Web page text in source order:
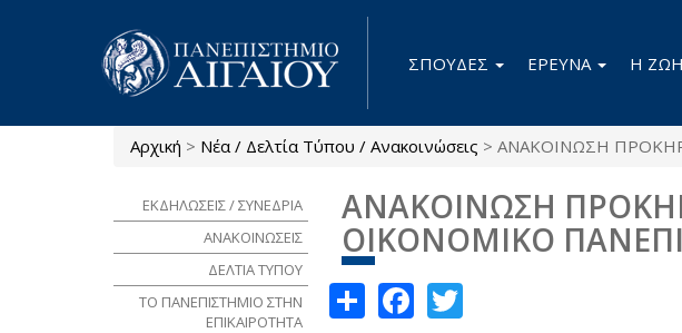
ΣΠΟΥΔΕΣ ΕΡΕΥΝΑ Η
Είστε εδώ
Αρχική > Νέα / Δελτία Τύπου / Ανακοινώσεις > ΑΝΑΚΟΙΝΩΣΗ
ΑΝΑΚΟΙΝΩΣΗ
ΟΙΚΟΝΟΜΙΚΟ
ShareFacebook
ΕΚΔΗΛΩΣΕΙΣ / ΣΥΝΕΔΡΙΑ
ΑΝΑΚΟΙΝΩΣΕΙΣ
ΔΕΛΤΙΑ ΤΥΠΟΥ
ΤΟ ΠΑΝΕΠΙΣΤΗΜΙΟ ΣΤΗΝ
ΕΠΙΚΑΙΡΟΤΗΤΑ